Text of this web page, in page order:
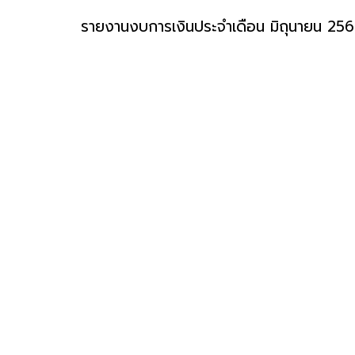
รายงานงบการเงินประจำเดือน มิถุนายน